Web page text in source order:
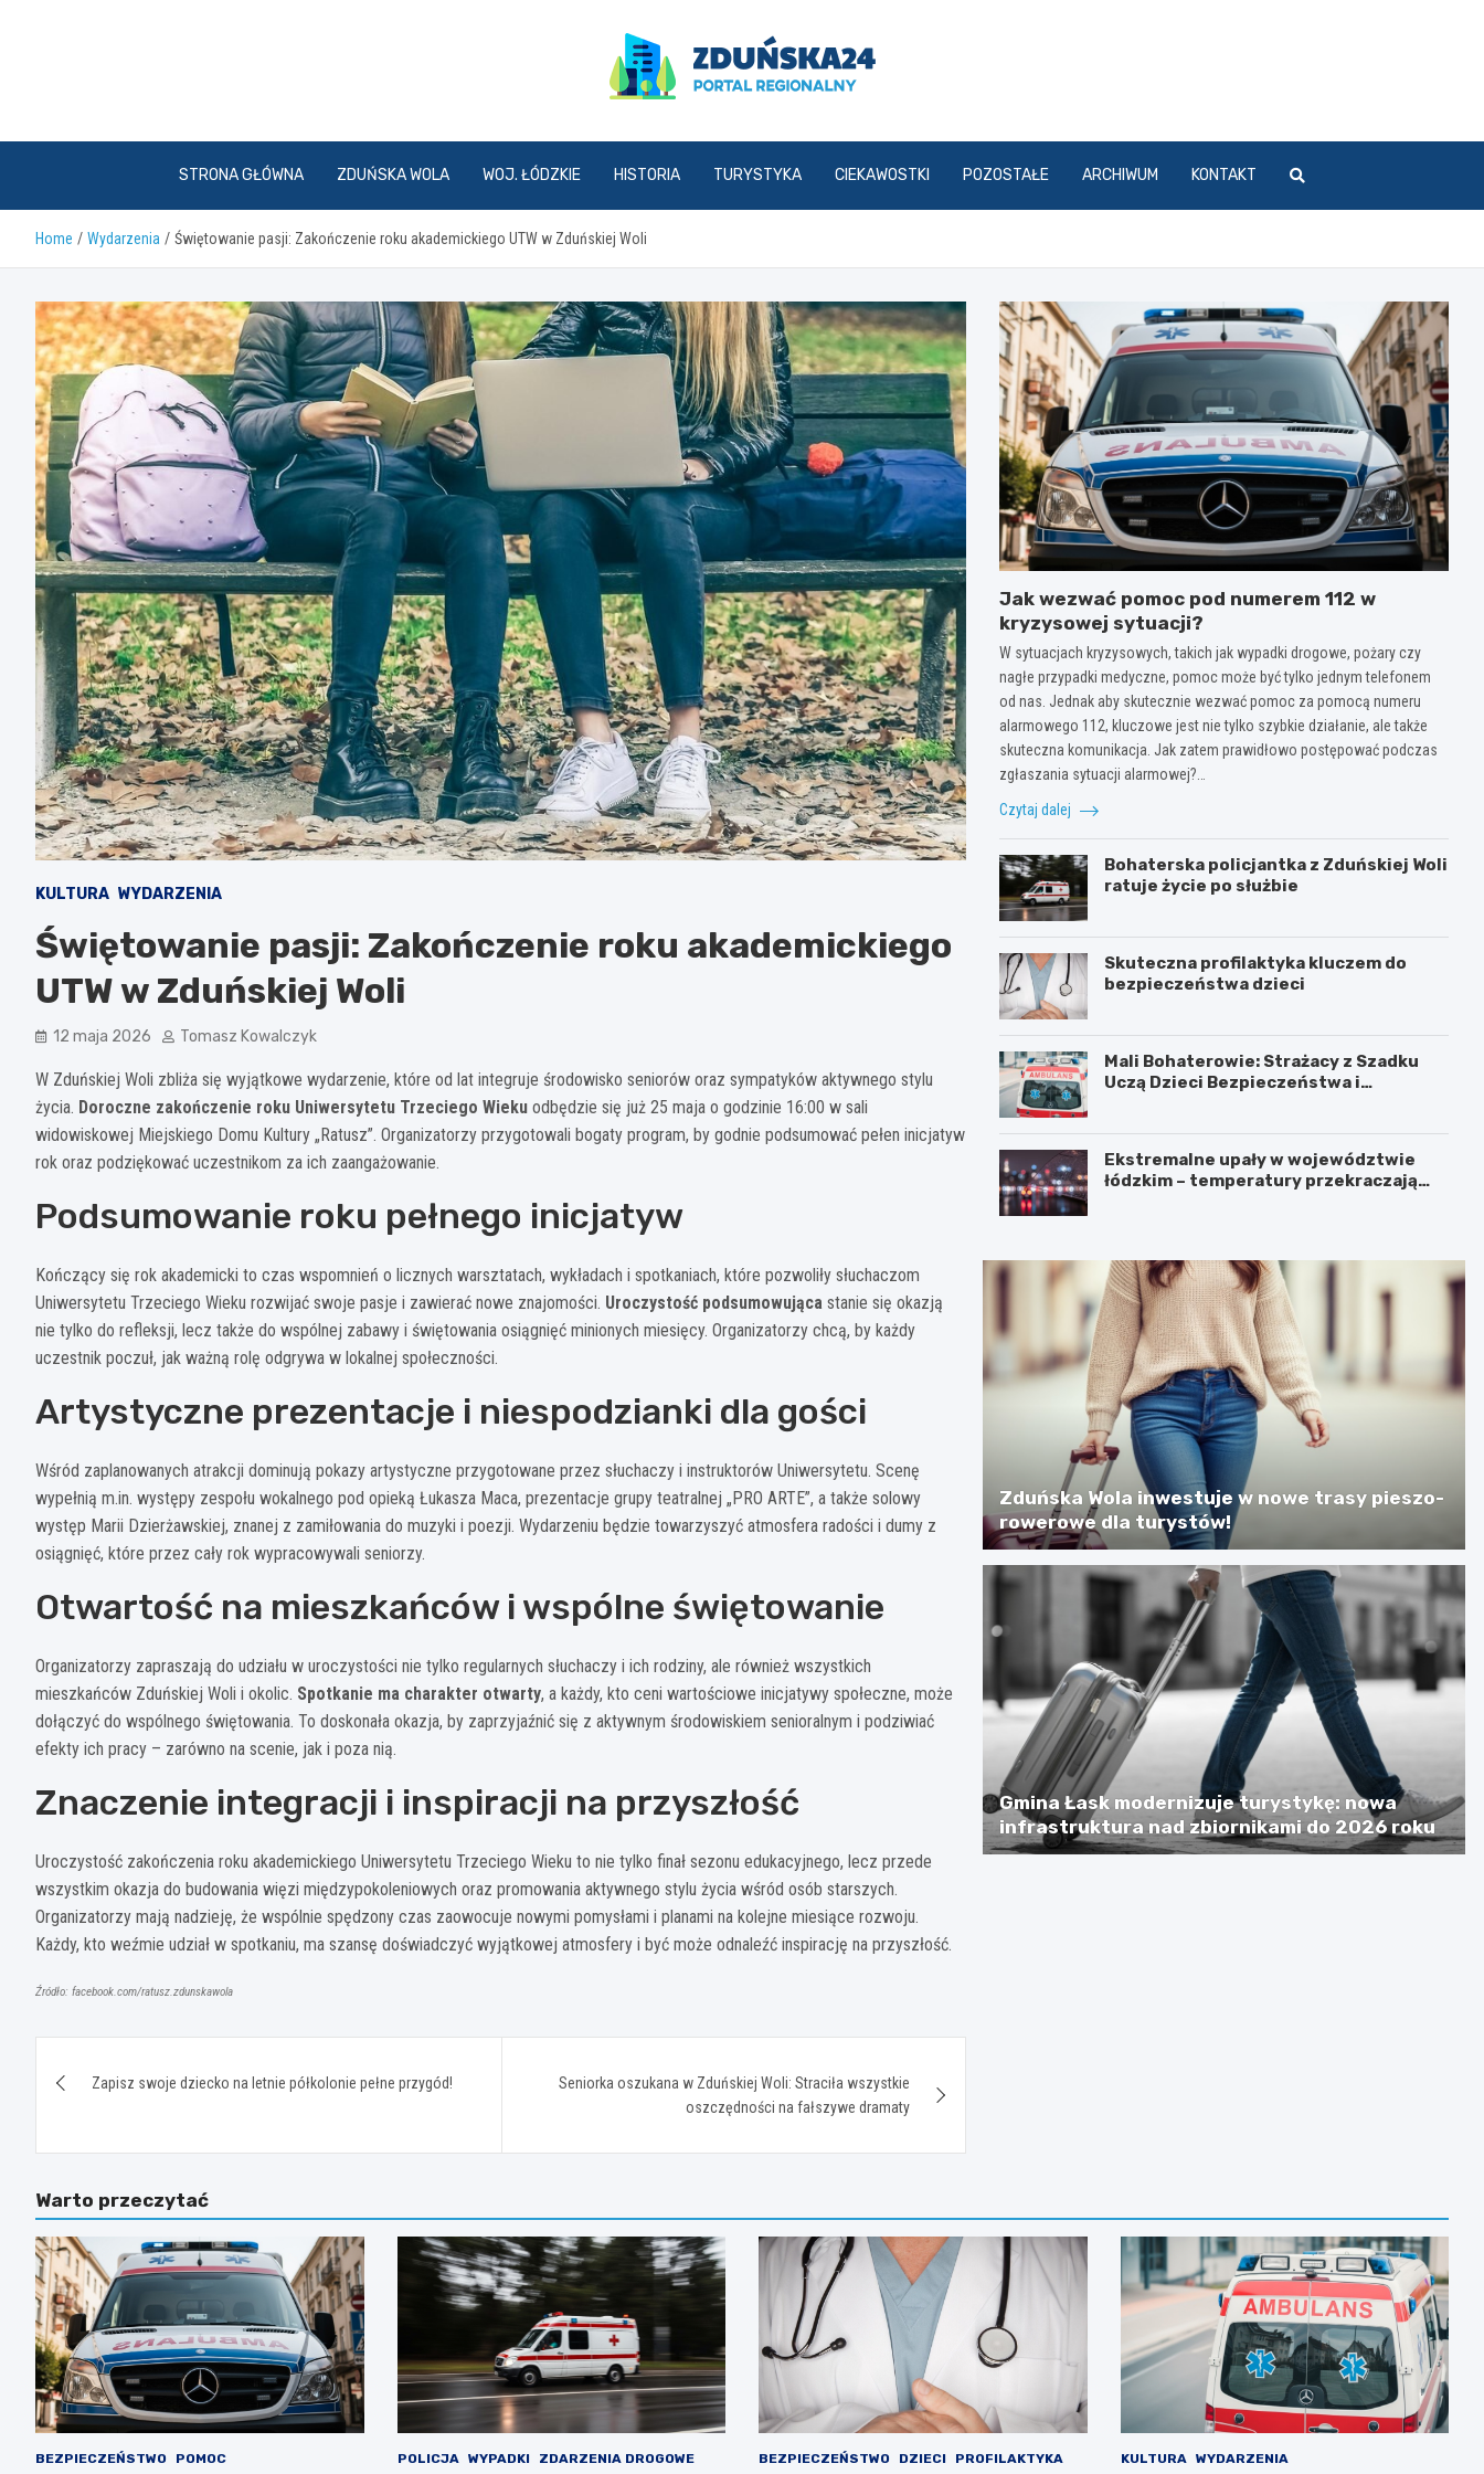
zdunska24.pl
STRONA GŁÓWNA ZDUŃSKA WOLA WOJ. ŁÓDZKIE HISTORIA TURYSTYKA CIEKAWOSTKI POZOSTAŁE ARCHIWUM KONTAKT
Home Wydarzenia Świętowanie pasji: Zakończenie roku akademickiego UTW w Zduńskiej Woli
KULTURA WYDARZENIA
Świętowanie pasji: Zakończenie roku akademickiego
UTW w Zduńskiej Woli
12 maja 2026 Tomasz Kowalczyk
W Zduńskiej Woli zbliża się wyjątkowe wydarzenie, które od lat integruje środowisko seniorów oraz sympatyków aktywnego stylu
życia. Doroczne zakończenie roku Uniwersytetu Trzeciego Wieku odbędzie się już 25 maja o godzinie 16:00 w sali
widowiskowej Miejskiego Domu Kultury „Ratusz”. Organizatorzy przygotowali bogaty program, by godnie podsumować pełen inicjatyw
rok oraz podziękować uczestnikom za ich zaangażowanie.
Podsumowanie roku pełnego inicjatyw
Kończący się rok akademicki to czas wspomnień o licznych warsztatach, wykładach i spotkaniach, które pozwoliły słuchaczom
Uniwersytetu Trzeciego Wieku rozwijać swoje pasje i zawierać nowe znajomości. Uroczystość podsumowująca stanie się okazją
nie tylko do refleksji, lecz także do wspólnej zabawy i świętowania osiągnięć minionych miesięcy. Organizatorzy chcą, by każdy
uczestnik poczuł, jak ważną rolę odgrywa w lokalnej społeczności.
Artystyczne prezentacje i niespodzianki dla gości
Wśród zaplanowanych atrakcji dominują pokazy artystyczne przygotowane przez słuchaczy i instruktorów Uniwersytetu. Scenę
wypełnią m.in. występy zespołu wokalnego pod opieką Łukasza Maca, prezentacje grupy teatralnej „PRO ARTE”, a także solowy
występ Marii Dzierżawskiej, znanej z zamiłowania do muzyki i poezji. Wydarzeniu będzie towarzyszyć atmosfera radości i dumy z
osiągnięć, które przez cały rok wypracowywali seniorzy.
Otwartość na mieszkańców i wspólne świętowanie
Organizatorzy zapraszają do udziału w uroczystości nie tylko regularnych słuchaczy i ich rodziny, ale również wszystkich
mieszkańców Zduńskiej Woli i okolic. Spotkanie ma charakter otwarty, a każdy, kto ceni wartościowe inicjatywy społeczne, może
dołączyć do wspólnego świętowania. To doskonała okazja, by zaprzyjaźnić się z aktywnym środowiskiem senioralnym i podziwiać
efekty ich pracy – zarówno na scenie, jak i poza nią.
Znaczenie integracji i inspiracji na przyszłość
Uroczystość zakończenia roku akademickiego Uniwersytetu Trzeciego Wieku to nie tylko finał sezonu edukacyjnego, lecz przede
wszystkim okazja do budowania więzi międzypokoleniowych oraz promowania aktywnego stylu życia wśród osób starszych.
Organizatorzy mają nadzieję, że wspólnie spędzony czas zaowocuje nowymi pomysłami i planami na kolejne miesiące rozwoju.
Każdy, kto weźmie udział w spotkaniu, ma szansę doświadczyć wyjątkowej atmosfery i być może odnaleźć inspirację na przyszłość.
Źródło: facebook.com/ratusz.zdunskawola
wpisuZapisz swoje dziecko na letnie półkolonie pełne przygód!
Seniorka oszukana w Zduńskiej Woli: Straciła wszystkie
oszczędności na fałszywe dramaty
Jak wezwać pomoc pod numerem 112 w
kryzysowej sytuacji?
W sytuacjach kryzysowych, takich jak wypadki drogowe, pożary czy
nagłe przypadki medyczne, pomoc może być tylko jednym telefonem
od nas. Jednak aby skutecznie wezwać pomoc za pomocą numeru
alarmowego 112, kluczowe jest nie tylko szybkie działanie, ale także
skuteczna komunikacja. Jak zatem prawidłowo postępować podczas
zgłaszania sytuacji alarmowej?…
Czytaj dalej
Bohaterska policjantka z Zduńskiej Woli
ratuje życie po służbie
Skuteczna profilaktyka kluczem do
bezpieczeństwa dzieci
Mali Bohaterowie: Strażacy z Szadku
Uczą Dzieci Bezpieczeństwa i
Ekstremalne upały w województwie
łódzkim – temperatury przekraczają
Zduńska Wola inwestuje w nowe trasy pieszo-
rowerowe dla turystów!
Gmina Łask modernizuje turystykę: nowa
infrastruktura nad zbiornikami do 2026 roku
Warto przeczytać
BEZPIECZEŃSTWO POMOC POLICJA WYPADKI ZDARZENIA DROGOWE BEZPIECZEŃSTWO DZIECI PROFILAKTYKA KULTURA WYDARZENIA